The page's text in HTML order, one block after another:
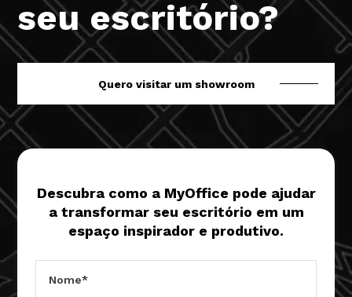
seu escritório?
Quero visitar um showroom
Descubra como a MyOffice pode ajudar
a transformar seu escritório em um
espaço inspirador e produtivo.
Nome*